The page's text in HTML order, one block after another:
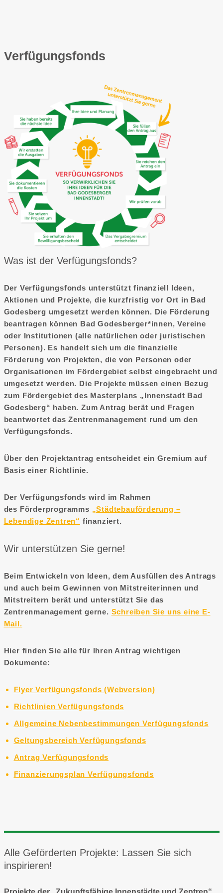
Verfügungsfonds
Was ist der Verfügungsfonds?
Der Verfügungsfonds unterstützt finanziell Ideen,
Aktionen und Projekte, die kurzfristig vor Ort in Bad
Godesberg umgesetzt werden können. Die Förderung
beantragen können Bad Godesberger*innen, Vereine
oder Institutionen (alle natürlichen oder juristischen
Personen). Es handelt sich um die finanzielle
Förderung von Projekten, die von Personen oder
Organisationen im Fördergebiet selbst eingebracht und
umgesetzt werden. Die Projekte müssen einen Bezug
zum Fördergebiet des Masterplans „Innenstadt Bad
Godesberg“ haben. Zum Antrag berät und Fragen
beantwortet das Zentrenmanagement rund um den
Verfügungsfonds.
Über den Projektantrag entscheidet ein Gremium auf
Basis einer Richtlinie.
Der Verfügungsfonds wird im Rahmen
des Förderprogramms „Städtebauförderung –
Lebendige Zentren“ finanziert.
Wir unterstützen Sie gerne!
Beim Entwickeln von Ideen, dem Ausfüllen des Antrags
und auch beim Gewinnen von Mitstreiterinnen und
Mitstreitern berät und unterstützt Sie das
Zentrenmanagement gerne. Schreiben Sie uns eine E-
Mail.
Hier finden Sie alle für Ihren Antrag wichtigen
Dokumente:
Flyer Verfügungsfonds (Webversion)
Richtlinien Verfügungsfonds
Allgemeine Nebenbestimmungen Verfügungsfonds
Geltungsbereich Verfügungsfonds
Antrag Verfügungsfonds
Finanzierungsplan Verfügungsfonds
Alle Geförderten Projekte: Lassen Sie sich
inspirieren!